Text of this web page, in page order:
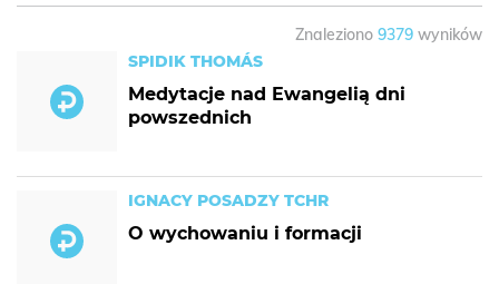
Znaleziono 9379 wyników
SPIDIK THOMÁS
Medytacje nad Ewangelią dni
powszednich
IGNACY POSADZY TCHR
O wychowaniu i formacji